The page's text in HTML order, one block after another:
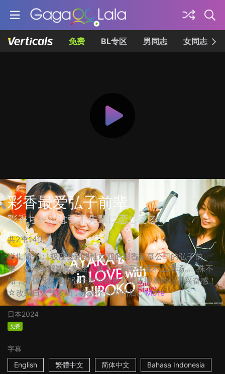
免费 BL专区 男同志 女同志
彩香最爱弘子前辈
彩香ちゃんは弘子先輩に恋してる
共2季14集
影集简介： 极度受到男性欢迎的彩香爱慕公司的弘子前
辈，她浑身解数散发迷人魅力，却完全派不上用场……殊不
知，看似没反应的弘子其实很努力地压抑着内心的兴奋感！
☆改编自人气漫画，永远不放弃的后... More
日本2024
免费
字幕
English
繁體中文 简体中文 Bahasa Indonesia